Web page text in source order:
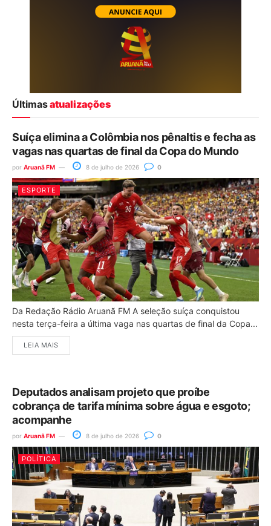
Últimasatualizações
Suíça elimina a Colômbia nos pênaltis e fecha as
vagas nas quartas de final da Copa do Mundo
por Aruanã FM 8 de julho de 2026 0
ESPORTE
Da Redação Rádio Aruanã FM A seleção suíça conquistou
nesta terça-feira a última vaga nas quartas de final da Copa...
LEIA MAIS
Deputados analisam projeto que proíbe
cobrança de tarifa mínima sobre água e esgoto;
acompanhe
por Aruanã FM 8 de julho de 2026 0
POLÍTICA